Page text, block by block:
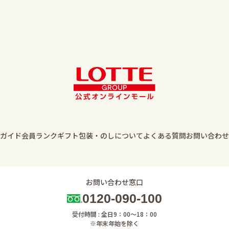
イド会員ランクギフト包装・のしについてよくある質問お問い合わせ
お問い合わせ窓口
0120-090-100
受付時間 : 全日9：00～18：00
※年末年始を除く